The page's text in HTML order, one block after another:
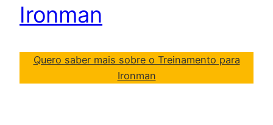
Ironman
Quero saber mais sobre o Treinamento para
Ironman